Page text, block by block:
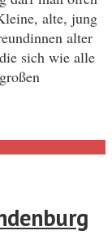
alte, jung
alter
sich wie alle